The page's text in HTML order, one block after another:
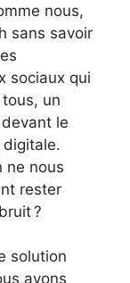
nous,
sans savoir
sociaux qui
un
le
digitale.
ne nous
rester
?
solution
avons